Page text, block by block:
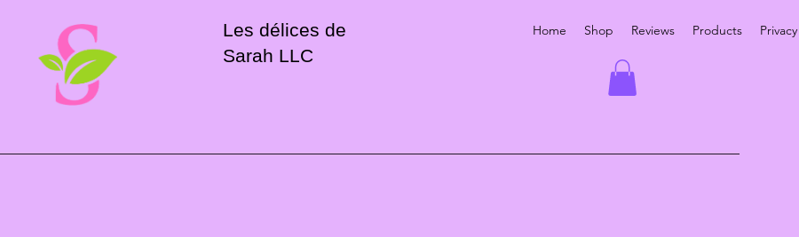
Les délices de
Sarah LLC
Home Shop Reviews Products